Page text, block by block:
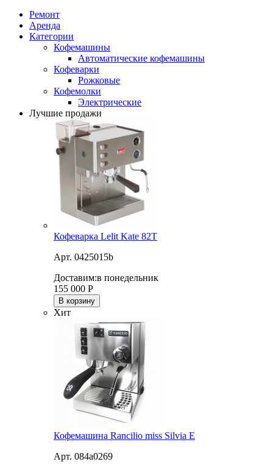
Ремонт
Аренда
Категории
Кофемашины
Автоматические кофемашины
Кофеварки
Рожковые
Кофемолки
Электрические
Лучшие продажи
Кофеварка Lelit Kate 82T
Арт. 0425015b
Доставим:в понедельник
155 000 Р
В корзину
Хит
Кофемашина Rancilio miss Silvia E
Арт. 084a0269